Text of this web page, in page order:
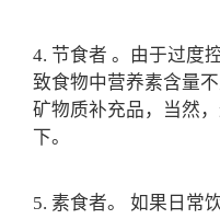
4. 节食者 。由于过度
致食物中营养素含量
矿物质补充品，当然
下。
5. 素食者。 如果日常